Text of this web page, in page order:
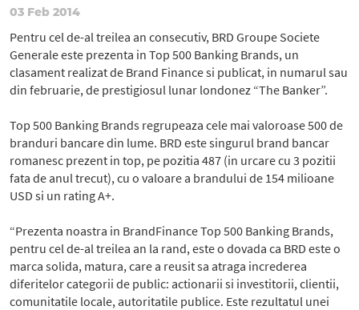
03 Feb 2014
Pentru cel de-al treilea an consecutiv, BRD Groupe Societe
Generale este prezenta in Top 500 Banking Brands, un
clasament realizat de Brand Finance si publicat, in numarul sau
din februarie, de prestigiosul lunar londonez “The Banker”.
Top 500 Banking Brands regrupeaza cele mai valoroase 500 de
branduri bancare din lume. BRD este singurul brand bancar
romanesc prezent in top, pe pozitia 487 (in urcare cu 3 pozitii
fata de anul trecut), cu o valoare a brandului de 154 milioane
USD si un rating A+.
“Prezenta noastra in BrandFinance Top 500 Banking Brands,
pentru cel de-al treilea an la rand, este o dovada ca BRD este o
marca solida, matura, care a reusit sa atraga increderea
diferitelor categorii de public: actionarii si investitorii, clientii,
comunitatile locale, autoritatile publice. Este rezultatul unei